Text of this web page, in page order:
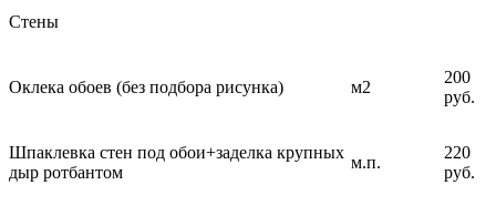
Стены
Оклека обоев (без подбора рисунка) м2
200
руб.
Шпаклевка стен под обои+заделка крупных
дыр ротбантом
м.п.
220
руб.